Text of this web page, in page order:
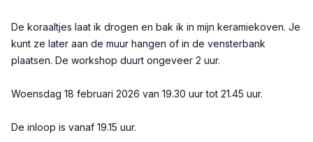
De koraaltjes laat ik drogen en bak ik in mijn keramiekoven. Je
kunt ze later aan de muur hangen of in de vensterbank
plaatsen. De workshop duurt ongeveer 2 uur.
Woensdag 18 februari 2026 van 19.30 uur tot 21.45 uur.
De inloop is vanaf 19.15 uur.